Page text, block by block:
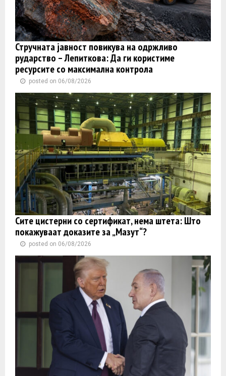
Стручната јавност повикува на одржливо
рударство – Лепиткова: Да ги користиме
ресурсите со максимална контрола
posted on 06/08/2026
Сите цистерни со сертификат, нема штета: Што
покажуваат доказите за „Мазут“?
posted on 06/08/2026